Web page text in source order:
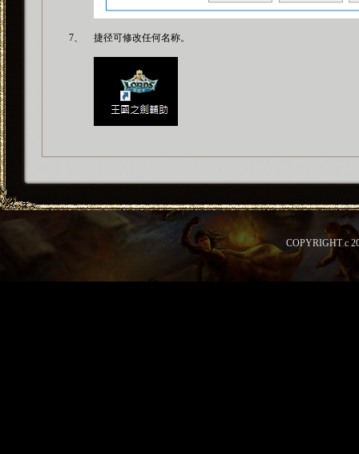
7、 捷径可修改任何名称。
COPYRIGHT c